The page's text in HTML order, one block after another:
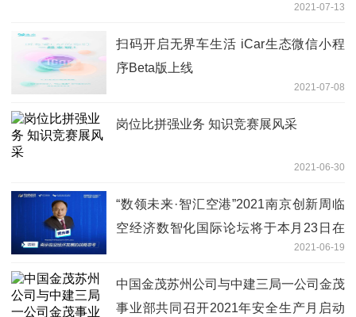
2021-07-13
扫码开启无界车生活 iCar生态微信小程
序Beta版上线
2021-07-08
岗位比拼强业务 知识竞赛展风采
2021-06-30
“数领未来·智汇空港”2021南京创新周临
空经济数智化国际论坛将于本月23日在
2021-06-19
中国金茂苏州公司与中建三局一公司金茂
事业部共同召开2021年安全生产月启动